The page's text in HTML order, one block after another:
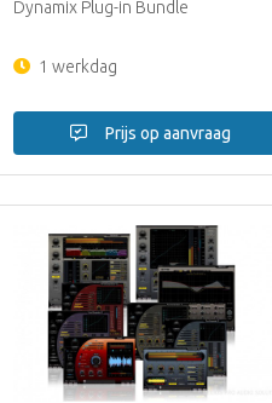
Dynamix Plug-in Bundle
1 werkdag
Prijs op aanvraag